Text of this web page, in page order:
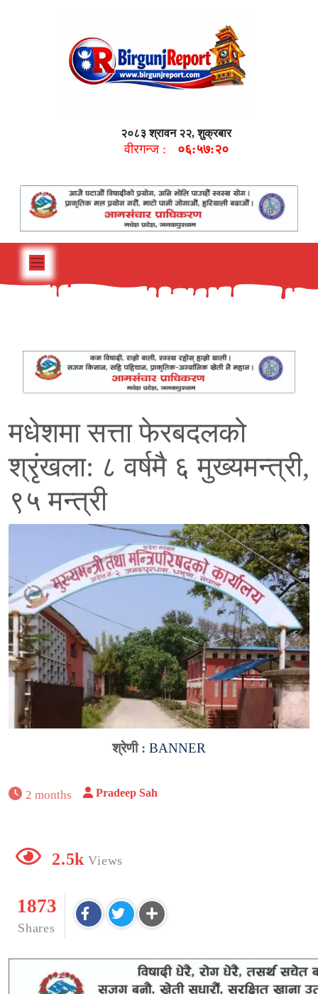
२०८३ श्रावन २२, शुक्रबार
वीरगन्ज : ०६:५७:२१
मधेशमा सत्ता फेरबदलको
श्रृंखला: ८ वर्षमै ६ मुख्यमन्त्री,
९५ मन्त्री
श्रेणी : BANNER
2 months Pradeep Sah
2.5k Views
1873
Shares